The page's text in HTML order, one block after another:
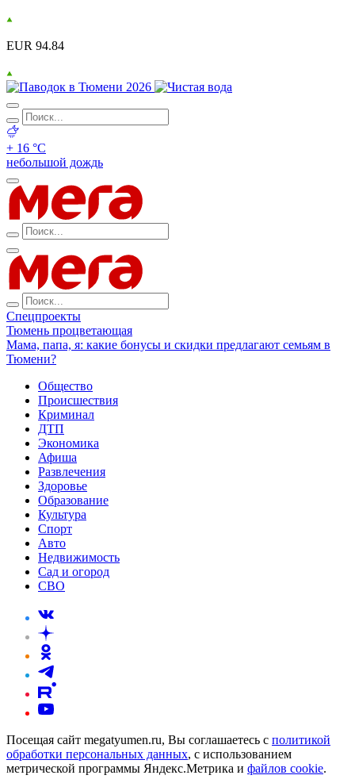
EUR 94.84
+ 16 °С
небольшой дождь
Спецпроекты
Тюмень процветающая
Мама, папа, я: какие бонусы и скидки предлагают семьям в
Тюмени?
Общество
Происшествия
Криминал
ДТП
Экономика
Афиша
Развлечения
Здоровье
Образование
Культура
Спорт
Авто
Недвижимость
Сад и огород
СВО
Посещая сайт megatyumen.ru, Вы соглашаетесь с политикой
обработки персональных данных, с использованием
метрической программы Яндекс.Метрика и файлов cookie.